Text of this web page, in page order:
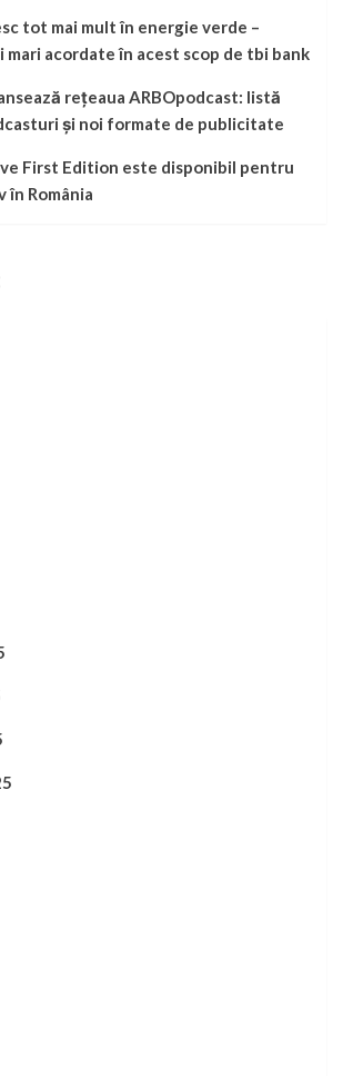
tot mai mult în energie verde –
acordate în acest scop de tbi bank
rețeaua ARBOpodcast: listă
și noi formate de publicitate
First Edition este disponibil pentru
în România